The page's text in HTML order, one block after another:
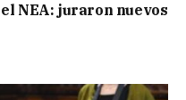
NEA: juraron nuevos